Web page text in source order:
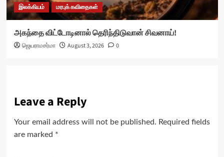
இலக்கியம் மரபுக் கவிதைகள்
அகந்தை விட்டோடினால் தெரிந்திடுவான் சிவனாய்!
ஜெயராமசர்மா August 3, 2026 0
Leave a Reply
Your email address will not be published. Required fields
are marked *